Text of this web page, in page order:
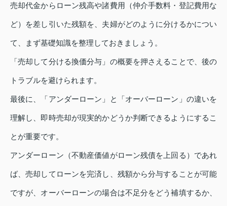
売却代金からローン残高や諸費用（仲介手数料・登記費用な
ど）を差し引いた残額を、夫婦がどのように分けるかについ
て、まず基礎知識を整理しておきましょう。
「売却して分ける換価分与」の概要を押さえることで、後の
トラブルを避けられます。
最後に、「アンダーローン」と「オーバーローン」の違いを
理解し、即時売却が現実的かどうか判断できるようにするこ
とが重要です。
アンダーローン（不動産価値がローン残債を上回る）であれ
ば、売却してローンを完済し、残額から分与することが可能
ですが、オーバーローンの場合は不足分をどう補填するか、